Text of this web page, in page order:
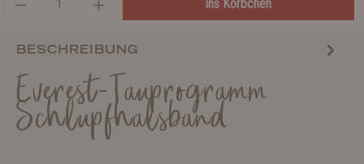
ins Körbchen
BESCHREIBUNG
Everest-Tauprogramm
Schlupfhalsband